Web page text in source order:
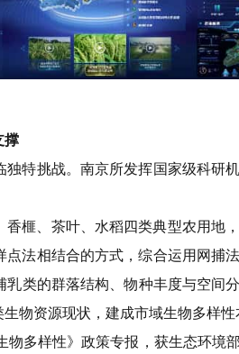
撑
特挑战。南京所发挥国家级科研
榧、茶叶、水稻四类典型农用地
点法相结合的方式 ，综合运用网捕
类的群落结构、物种丰度与空间分
物资源现状，建成市域生物多样性
物多样性》政策专报，获生态环境部